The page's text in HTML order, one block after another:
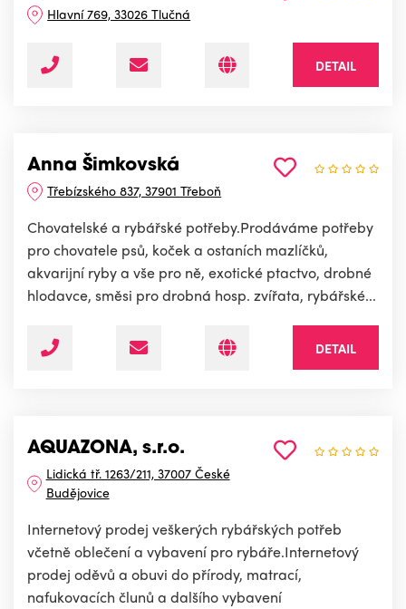
Hlavní 769, 33026 Tlučná
DETAIL
Anna Šimkovská
Třebízského 837, 37901 Třeboň
Chovatelské a rybářské potřeby.Prodáváme potřeby
pro chovatele psů, koček a ostaních mazlíčků,
akvarijní ryby a vše pro ně, exotické ptactvo, drobné
hlodavce, směsi pro drobná hosp. zvířata, rybářské...
DETAIL
AQUAZONA, s.r.o.
Lidická tř. 1263/211, 37007 České
Budějovice
Internetový prodej veškerých rybářských potřeb
včetně oblečení a vybavení pro rybáře.Internetový
prodej oděvů a obuvi do přírody, matrací,
nafukovacích člunů a dalšího vybavení